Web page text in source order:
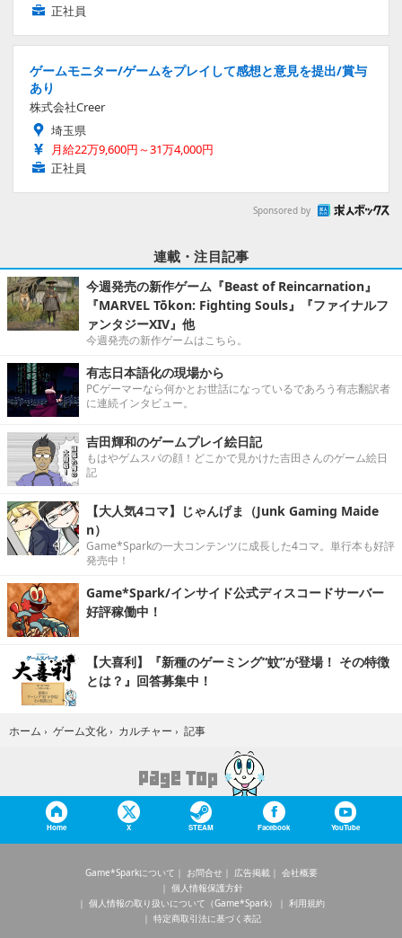
正社員
ゲームモニター/ゲームをプレイして感想と意見を提出/賞与
あり
株式会社Creer
埼玉県
月給22万9,600円～31万4,000円
正社員
Sponsored by
連載・注目記事
今週発売の新作ゲーム『Beast of Reincarnation』
『MARVEL Tōkon: Fighting Souls』『ファイナルフ
ァンタジーXIV』他
今週発売の新作ゲームはこちら。
有志日本語化の現場から
PCゲーマーなら何かとお世話になっているであろう有志翻訳者
に連続インタビュー。
吉田輝和のゲームプレイ絵日記
もはやゲムスパの顔！どこかで見かけた吉田さんのゲーム絵日
記
【大人気4コマ】じゃんげま（Junk Gaming Maide
n）
Game*Sparkの一大コンテンツに成長した4コマ。単行本も好評
発売中！
Game*Spark/インサイド公式ディスコードサーバー
好評稼働中！
【大喜利】『新種のゲーミング“蚊”が登場！ その特徴
とは？』回答募集中！
ホーム › ゲーム文化 › カルチャー › 記事
Home X STEAM Facebook YouTube
Game*Sparkについて お問合せ 広告掲載
会社概要
個人情報保護方針
個人情報の取り扱いについて（Game*Spark）
利用規約
特定商取引法に基づく表記